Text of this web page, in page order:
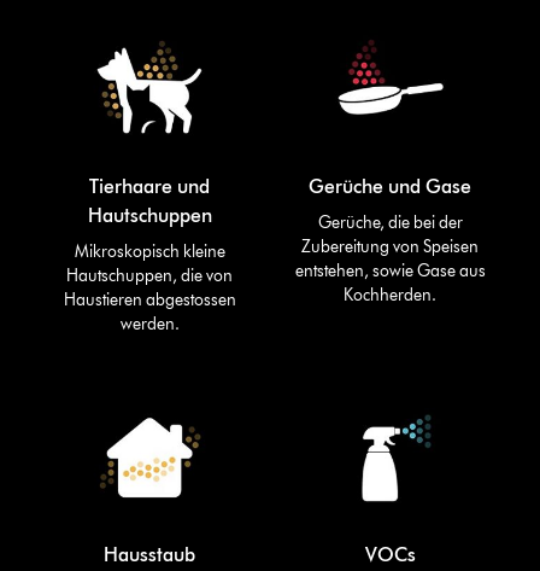
Tierhaare und
Hautschuppen
Mikroskopisch kleine
Hautschuppen, die von
Haustieren abgestossen
werden.
Gerüche und Gase
Gerüche, die bei der
Zubereitung von Speisen
entstehen, sowie Gase aus
Kochherden.
Hausstaub VOCs